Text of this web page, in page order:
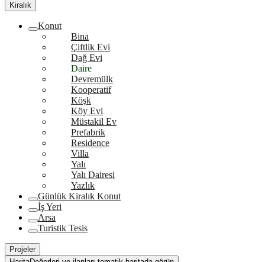
Kiralık
Konut
Bina
Çiftlik Evi
Dağ Evi
Daire
Devremülk
Kooperatif
Köşk
Köy Evi
Müstakil Ev
Prefabrik
Residence
Villa
Yalı
Yalı Dairesi
Yazlık
Günlük Kiralık Konut
İş Yeri
Arsa
Turistik Tesis
Projeler